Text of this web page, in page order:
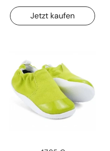
Jetzt kaufen